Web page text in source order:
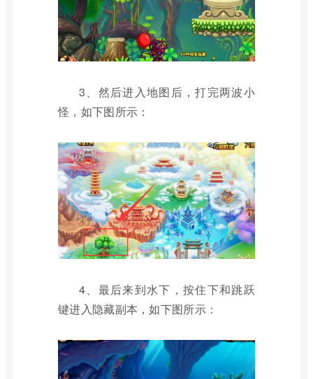
3、然后进入地图后，打完两波小
怪，如下图所示：
4、最后来到水下，按住下和跳跃
键进入隐藏副本，如下图所示：